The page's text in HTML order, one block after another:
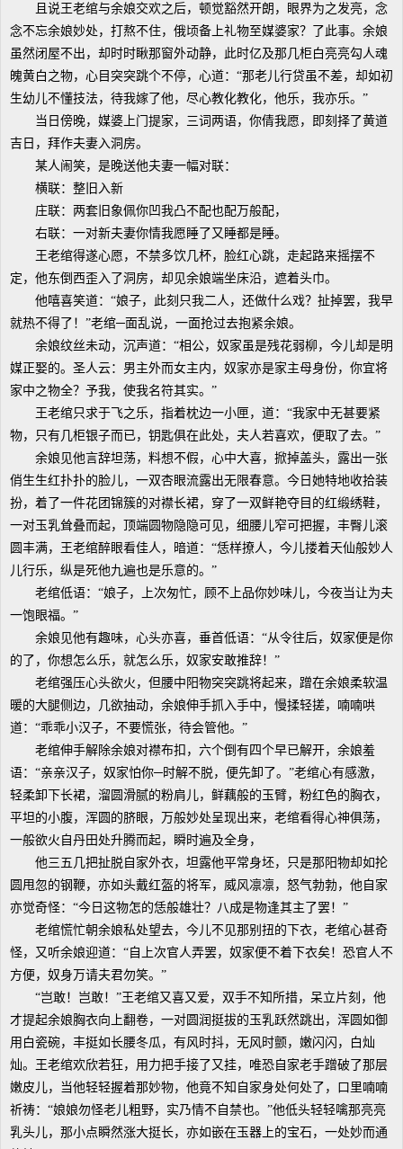
且说王老绾与余娘交欢之后，顿觉豁然开朗，眼界为之发亮，念
念不忘余娘妙处，打熬不住，俄顷备上礼物至媒婆家？了此事。余娘
虽然闭屋不出，却时时瞅那窗外动静，此时亿及那几柜白亮亮勾人魂
魄黄白之物，心目突突跳个不停，心道：“那老儿行贷虽不差，却如初
生幼儿不懂技法，待我嫁了他，尽心教化教化，他乐，我亦乐。”
当日傍晚，媒婆上门提家，三词两语，你倩我愿，即刻择了黄道
吉日，拜作夫妻入洞房。
某人闹笑，是晚送他夫妻一幅对联：
横联：整旧入新
庄联：两套旧象佩你凹我凸不配也配万般配，
右联：一对新夫妻你情我愿睡了又睡都是睡。
王老绾得遂心愿，不禁多饮几杯，脸红心跳，走起路来摇摆不
定，他东倒西歪入了洞房，却见余娘端坐床沿，遮着头巾。
他嘻喜笑道：“娘子，此刻只我二人，还做什么戏？扯掉罢，我早
就热不得了！”老绾─面乱说，一面抢过去抱紧余娘。
余娘纹丝未动，沉声道：“相公，奴家虽是残花弱柳，今儿却是明
媒正娶的。圣人云：男主外而女主内，奴家亦是家主母身份，你宜将
家中之物全？予我，使我名符其实。”
王老绾只求于飞之乐，指着枕边一小匣，道：“我家中无甚要紧
物，只有几柜银子而已，钥匙俱在此处，夫人若喜欢，便取了去。”
余娘见他言辞坦荡，料想不假，心中大喜，掀掉盖头，露出一张
俏生生红扑扑的脸儿，一双杏眼流露出无限春意。今日她特地收拾装
扮，着了一件花团锦簇的对襟长裙，穿了一双鲜艳夺目的红缎绣鞋，
一对玉乳耸叠而起，顶端圆物隐隐可见，细腰儿窄可把握，丰臀儿滚
圆丰满，王老绾醉眼看佳人，暗道：“恁样撩人，今儿搂着天仙般妙人
儿行乐，纵是死他九遍也是乐意的。”
老绾低语：“娘子，上次匆忙，顾不上品你妙味儿，今夜当让为夫
一饱眼福。”
余娘见他有趣味，心头亦喜，垂首低语：“从令往后，奴家便是你
的了，你想怎么乐，就怎么乐，奴家安敢推辞！”
老绾强压心头欲火，但腰中阳物突突跳将起来，蹭在余娘柔软温
暖的大腿侧边，几欲抽动，余娘伸手抓入手中，慢揉轻搓，喃喃哄
道：“乖乖小汉子，不要慌张，待会管他。”
老绾伸手解除余娘对襟布扣，六个倒有四个早已解开，余娘羞
语：“亲亲汉子，奴家怕你─时解不脱，便先卸了。”老绾心有感激，
轻柔卸下长裙，溜圆滑腻的粉肩儿，鲜藕般的玉臂，粉红色的胸衣，
平坦的小腹，浑圆的脐眼，万般妙处呈现出来，老绾看得心神俱荡，
一般欲火自丹田处升腾而起，瞬时遍及全身，
他三五几把扯脱自家外衣，坦露他平常身坯，只是那阳物却如抡
圆甩忽的钢鞭，亦如头戴红盔的将军，威风凛凛，怒气勃勃，他自家
亦觉奇怪：“今日这物怎的恁般雄壮？八成是物逢其主了罢！”
老绾慌忙朝余娘私处望去，今儿不见那别扭的下衣，老绾心甚奇
怪，又听余娘迎道：“自上次官人弄罢，奴家便不着下衣矣！恐官人不
方便，奴身万请夫君勿笑。”
“岂敢！岂敢！”王老绾又喜又爱，双手不知所措，呆立片刻，他
才提起余娘胸衣向上翻卷，一对圆润挺拔的玉乳跃然跳出，浑圆如御
用白瓷碗，丰挺如长腰冬瓜，有风时抖，无风时颤，嫩闪闪，白灿
灿。王老绾欢欣若狂，用力把手接了又挂，唯恐自家老手蹭破了那层
嫩皮儿，当他轻轻握着那妙物，他竟不知自家身处何处了，口里喃喃
祈祷：“娘娘勿怪老儿粗野，实乃情不自禁也。”他低头轻轻噙那亮亮
乳头儿，那小点瞬然涨大挺长，亦如嵌在玉器上的宝石，一处妙而通